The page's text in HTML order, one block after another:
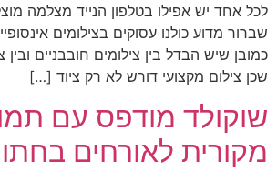
לכל אחד יש אפילו בטלפון הנייד מצלמה
שברור מדוע כולנו עסוקים בצילומים
כמובן שיש הבדל בין צילומים חובבניים ובין
שכן צילום מקצועי דורש לא רק ציוד […]
שוקולד מודפס עם
מקורית לאורחים